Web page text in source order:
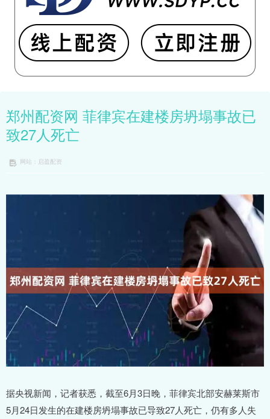
郑州配资网 菲律宾在建楼房坍塌事故已
致27人死亡
网站：启盈配资
据央视新闻，记者获悉，截至6月3日晚，菲律宾北部安赫莱斯市
5月24日发生的在建楼房坍塌事故已导致27人死亡，仍有多人失